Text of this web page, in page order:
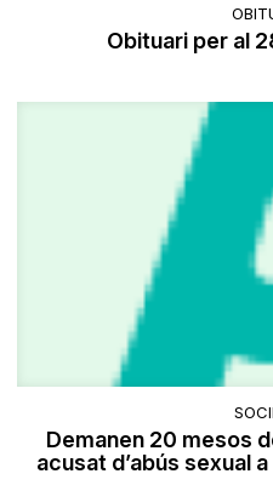
Obituari per al
Demanen 20 mesos
acusat d’abús sexual